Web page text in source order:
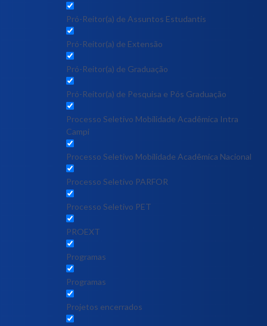
Pró-Reitor(a) de Assuntos Estudantis
Pró-Reitor(a) de Extensão
Pró-Reitor(a) de Graduação
Pró-Reitor(a) de Pesquisa e Pós Graduação
Processo Seletivo Mobilidade Acadêmica Intra
Campi
Processo Seletivo Mobilidade Acadêmica Nacional
Processo Seletivo PARFOR
Processo Seletivo PET
PROEXT
Programas
Programas
Projetos encerrados